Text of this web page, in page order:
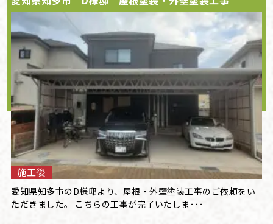
施工後
愛知県知多市のD様邸より、屋根・外壁塗装工事のご依頼をい
ただきました。 こちらの工事が完了いたしま･･･